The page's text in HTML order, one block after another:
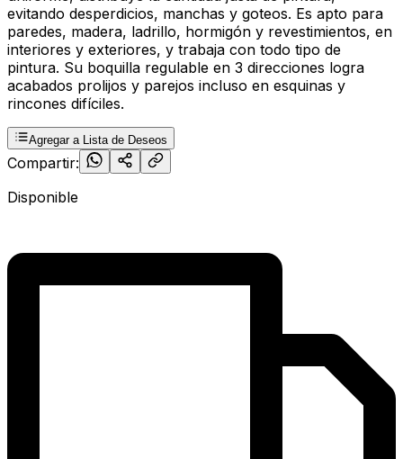
evitando desperdicios, manchas y goteos. Es apto para
paredes, madera, ladrillo, hormigón y revestimientos, en
interiores y exteriores, y trabaja con todo tipo de
pintura. Su boquilla regulable en 3 direcciones logra
acabados prolijos y parejos incluso en esquinas y
rincones difíciles.
Agregar a Lista de Deseos
Compartir:
Disponible